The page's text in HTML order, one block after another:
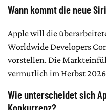
Wann kommt die neue
Apple will die
Worldwide Developers
vorstellen. Die
vermutlich im Herbst
Wie unterscheidet sich